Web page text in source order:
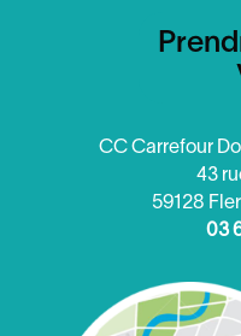
CC Carrefour
43
59128
03